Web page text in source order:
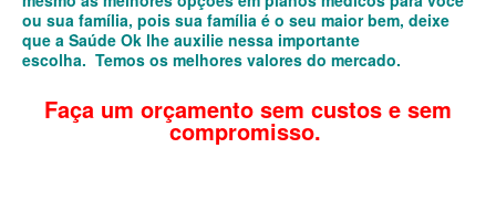
QSAUDE PLANO DE SAÚDE FAMILIAR
SANTA HELENA PLANO DE SAÚDE FAMILIAR
SÃO CRISTOVÃO PLANO DE SAÚDE FAMILIAR
ou sua família, pois sua família é o seu maior bem, deixe
que a Saúde Ok lhe auxilie nessa importante
escolha. Temos os melhores valores do mercado.
Faça um orçamento sem custos e sem
compromisso.